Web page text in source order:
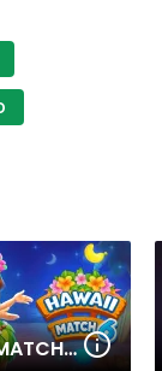
HAWAII MATCH 6